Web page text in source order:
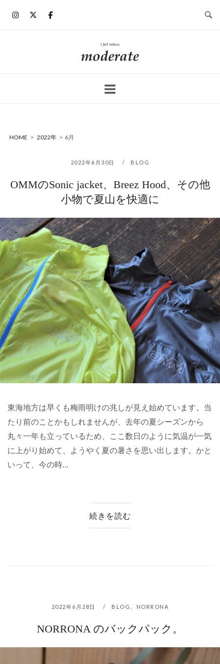
ホ
ー
HOME > 2022年 > 6月
2022年6月30日 BLOG
OMMのSonic jacket、Breez Hood、その他
小物で夏山を快適に
東海地方は早くも梅雨明けの兆しが見え始めています。当
たり前のことかもしれませんが、去年の夏シーズンから
丸々一年も立っているため、ここ数日のように気温が一気
に上がり始めて、ようやく夏の暑さを思い出します。かと
いって、今の時...
続きを読む
2022年6月28日 BLOG NORRONA
NORRONA のバックパック。